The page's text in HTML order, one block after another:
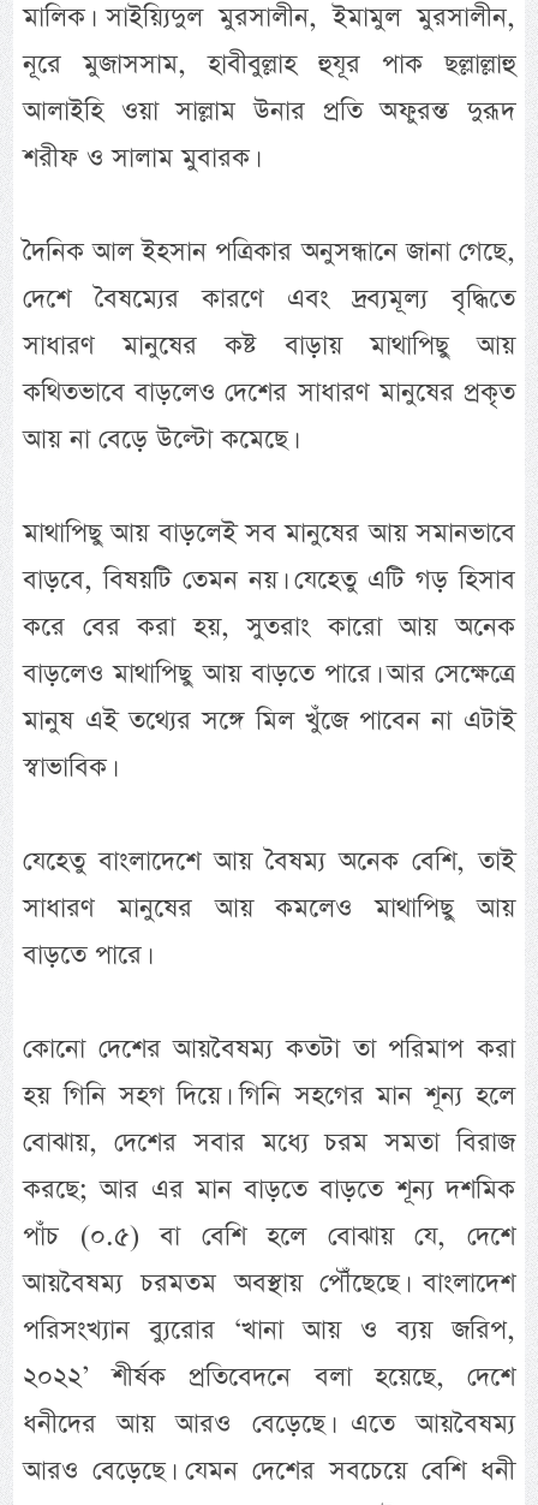
মালিক। সাইয়্যিদুল মুরসালীন, ইমামুল মুরসালীন,
নূরে মুজাসসাম, হাবীবুল্লাহ হুযূর পাক ছল্লাল্লাহু
আলাইহি ওয়া সাল্লাম উনার প্রতি অফুরন্ত দুরূদ
শরীফ ও সালাম মুবারক।
দৈনিক আল ইহসান পত্রিকার অনুসন্ধানে জানা গেছে,
দেশে বৈষম্যের কারণে এবং দ্রব্যমূল্য বৃদ্ধিতে
সাধারণ মানুষের কষ্ট বাড়ায় মাথাপিছু আয়
কথিতভাবে বাড়লেও দেশের সাধারণ মানুষের প্রকৃত
আয় না বেড়ে উল্টো কমেছে।
মাথাপিছু আয় বাড়লেই সব মানুষের আয় সমানভাবে
বাড়বে, বিষয়টি তেমন নয়। যেহেতু এটি গড় হিসাব
করে বের করা হয়, সুতরাং কারো আয় অনেক
বাড়লেও মাথাপিছু আয় বাড়তে পারে। আর সেক্ষেত্রে
মানুষ এই তথ্যের সঙ্গে মিল খুঁজে পাবেন না এটাই
স্বাভাবিক।
যেহেতু বাংলাদেশে আয় বৈষম্য অনেক বেশি, তাই
সাধারণ মানুষের আয় কমলেও মাথাপিছু আয়
বাড়তে পারে।
কোনো দেশের আয়বৈষম্য কতটা তা পরিমাপ করা
হয় গিনি সহগ দিয়ে। গিনি সহগের মান শূন্য হলে
বোঝায়, দেশের সবার মধ্যে চরম সমতা বিরাজ
করছে; আর এর মান বাড়তে বাড়তে শূন্য দশমিক
পাঁচ (০.৫) বা বেশি হলে বোঝায় যে, দেশে
আয়বৈষম্য চরমতম অবস্থায় পৌঁছেছে। বাংলাদেশ
পরিসংখ্যান ব্যুরোর ‘খানা আয় ও ব্যয় জরিপ,
২০২২’ শীর্ষক প্রতিবেদনে বলা হয়েছে, দেশে
ধনীদের আয় আরও বেড়েছে। এতে আয়বৈষম্য
আরও বেড়েছে। যেমন দেশের সবচেয়ে বেশি ধনী